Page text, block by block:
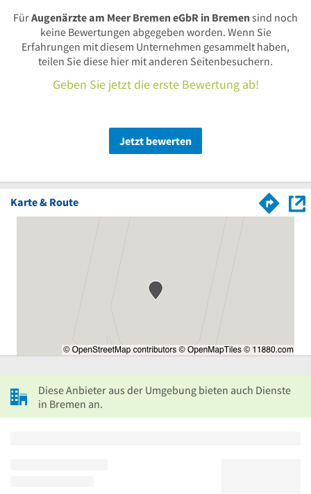
FürAugenärzte am Meer Bremen eGbR in Bremensind noch
keine Bewertungen abgegeben worden. Wenn Sie
Erfahrungen mit diesem Unternehmen gesammelt haben,
teilen Sie diese hier mit anderen Seitenbesuchern.
Geben Sie jetzt die erste Bewertung ab!
Jetzt bewerten
Karte & Route
Diese Anbieter aus der Umgebung bieten auch Dienste
in Bremen an.